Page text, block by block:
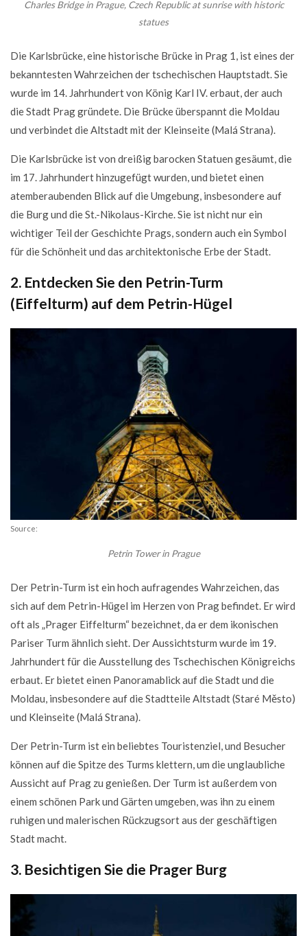
Segway-Tour
Flusskreuzfahrt
13. Erleben Sie das Prager Nachtleben auf dem Wenzelsplatz
14. Erkunden Sie die Altstadt und die besten Aussichtspunkte
der Stadt bei der E-Scooter-Tour
15. Besuchen Sie den größten Zoo in Europa - den Prager Zoo
16. Verbringen Sie den Tag im Prager Aquapalast
17. Erleben Sie den ultimativen Nervenkitzel:
Fallschirmspringen in Prag
18. Machen Sie einen Rundgang durch die Stadt
19. Erkunden Sie die Kurstädte Karlovy Vary (Karlsbad) und
Marianske Lazne (Marienbad)
20. Kanalisieren Sie Ihren inneren Scharfschützen auf einem
Charles Bridge in Prague, Czech Republic at sunrise with historic
statues
Die Karlsbrücke, eine historische Brücke in Prag 1, ist eines der
bekanntesten Wahrzeichen der tschechischen Hauptstadt. Sie
wurde im 14. Jahrhundert von König Karl IV. erbaut, der auch
die Stadt Prag gründete. Die Brücke überspannt die Moldau
und verbindet die Altstadt mit der Kleinseite (Malá Strana).
Die Karlsbrücke ist von dreißig barocken Statuen gesäumt, die
im 17. Jahrhundert hinzugefügt wurden, und bietet einen
atemberaubenden Blick auf die Umgebung, insbesondere auf
die Burg und die St.-Nikolaus-Kirche. Sie ist nicht nur ein
wichtiger Teil der Geschichte Prags, sondern auch ein Symbol
für die Schönheit und das architektonische Erbe der Stadt.
2. Entdecken Sie den Petrin-Turm
(Eiffelturm) auf dem Petrin-Hügel
Source:
Petrin Tower in Prague
Der Petrin-Turm ist ein hoch aufragendes Wahrzeichen, das
sich auf dem Petrin-Hügel im Herzen von Prag befindet. Er wird
oft als „Prager Eiffelturm“ bezeichnet, da er dem ikonischen
Pariser Turm ähnlich sieht. Der Aussichtsturm wurde im 19.
Jahrhundert für die Ausstellung des Tschechischen Königreichs
erbaut. Er bietet einen Panoramablick auf die Stadt und die
Moldau, insbesondere auf die Stadtteile Altstadt (Staré Město)
und Kleinseite (Malá Strana).
Der Petrin-Turm ist ein beliebtes Touristenziel, und Besucher
können auf die Spitze des Turms klettern, um die unglaubliche
Aussicht auf Prag zu genießen. Der Turm ist außerdem von
einem schönen Park und Gärten umgeben, was ihn zu einem
ruhigen und malerischen Rückzugsort aus der geschäftigen
Stadt macht.
3. Besichtigen Sie die Prager Burg